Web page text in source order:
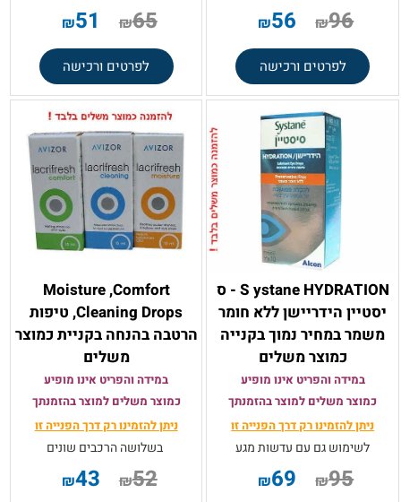
₪96
₪56
לפרטים ורכישה
₪65
₪51
לפרטים ורכישה
S ystane HYDRATION - ס
יסטיין הידריישן ללא חומר
משמר במחיר נמוך בקנייה
כמוצר משלים
במידה והפריט אינו מופיע
כמוצר משלים למוצר בהזמנתך
ניתן להזמינו רק דרך הפנייה זו
לשימוש גם עם עדשות מגע
₪95
₪69
Moisture ,Comfort
,Cleaning Drops טיפות
הרטבה בהנחה בקניית כמוצר
משלים
במידה והפריט אינו מופיע
כמוצר משלים למוצר בהזמנתך
ניתן להזמינו רק דרך הפנייה זו
בשלושה הרכבים שונים
₪52
₪43